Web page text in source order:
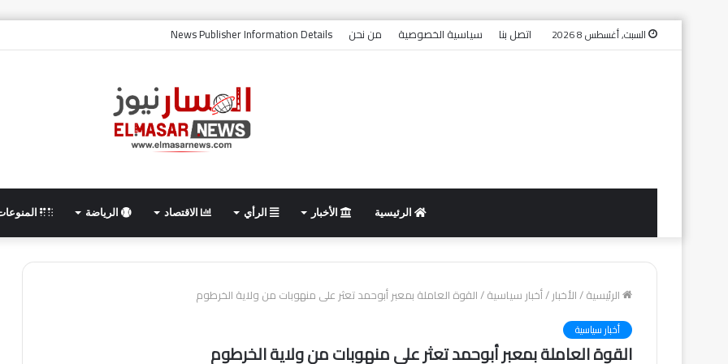
السبت, أغسطس 8 2026 اتصل بنا سياسية الخصوصية من نحن News Publisher Information Details
الرئيسية الأخبار الرأي الاقتصاد الرياضة
الرئيسية/الأخبار/أخبار سياسية/القوة العاملة بمعبر أبوحمد تعثر على منهوبات من ولاية الخرطوم
أخبار سياسية
القوة العاملة بمعبر أبوحمد تعثر على منهوبات من ولاية الخرطوم